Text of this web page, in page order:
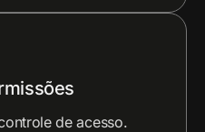
de acesso.